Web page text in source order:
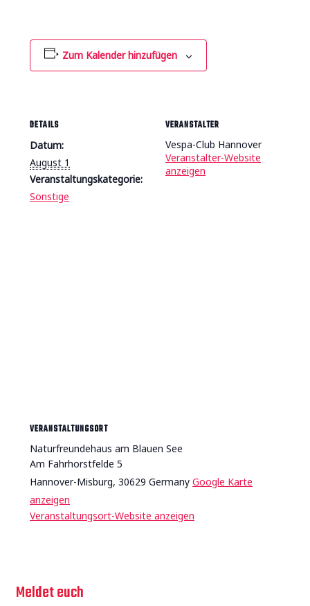
Zum Kalender hinzufügen
DETAILS
Datum:
August 1
Veranstaltungskategorie:
Sonstige
VERANSTALTER
Vespa-Club Hannover
Veranstalter-Website
anzeigen
VERANSTALTUNGSORT
Naturfreundehaus am Blauen See
Am Fahrhorstfelde 5
Hannover-Misburg, 30629 Germany Google Karte
anzeigen
Veranstaltungsort-Website anzeigen
Meldet euch